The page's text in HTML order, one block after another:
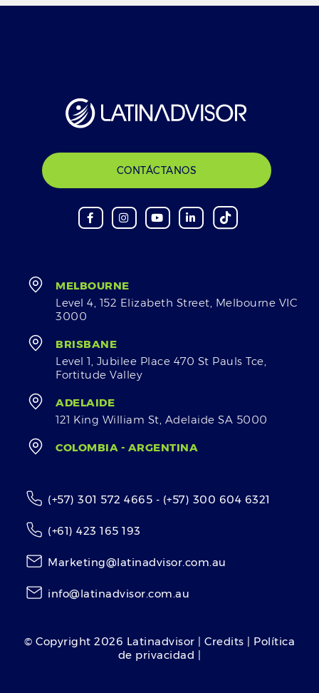
(+57) 301 572 4665 - (+57) 300 604 6321
(+61) 423 165 193
Marketing@latinadvisor.com.au
info@latinadvisor.com.au
CONTÁCTANOS
MELBOURNE
Level 4, 152 Elizabeth Street, Melbourne VIC
3000
BRISBANE
Level 1, Jubilee Place 470 St Pauls Tce,
Fortitude Valley
ADELAIDE
121 King William St, Adelaide SA 5000
COLOMBIA - ARGENTINA
© Copyright 2026 Latinadvisor | Credits | Política
de privacidad |